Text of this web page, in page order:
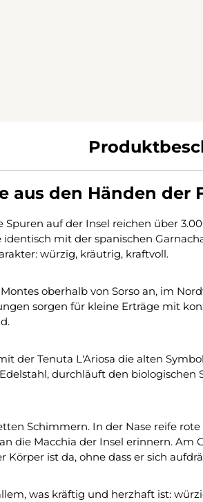
aus den Händen der
Spuren auf der Insel reichen über
identisch mit der spanischen
würzig, kräutrig, kraftvoll.
oberhalb von Sorso an, im
sorgen für kleine Erträge mit
der Tenuta L'Ariosa die alten
durchläuft den
Schimmern. In der Nase reife
die Macchia der Insel erinnern.
ist da, ohne dass er sich
was kräftig und herzhaft ist: